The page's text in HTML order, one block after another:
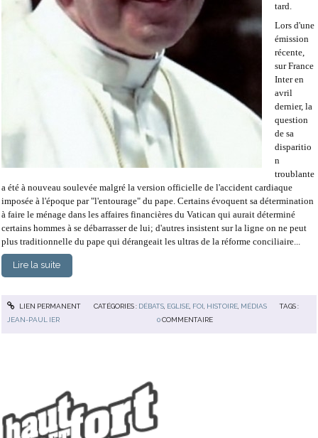
tard.
Lors d'une
émission
récente,
sur France
Inter en
avril
dernier, la
question
de sa
disparitio
n
troublante
a été à nouveau soulevée malgré la version officielle de l'accident cardiaque
imposée à l'époque par "l'entourage" du pape. Certains évoquent sa détermination
à faire le ménage dans les affaires financières du Vatican qui aurait déterminé
certains hommes à se débarrasser de lui; d'autres insistent sur la ligne on ne peut
plus traditionnelle du pape qui dérangeait les ultras de la réforme conciliaire...
Lire la suite
LIEN PERMANENT CATÉGORIES : DÉBATS, EGLISE, FOI, HISTOIRE, MÉDIAS
TAGS :
JEAN-PAUL IER
0 COMMENTAIRE